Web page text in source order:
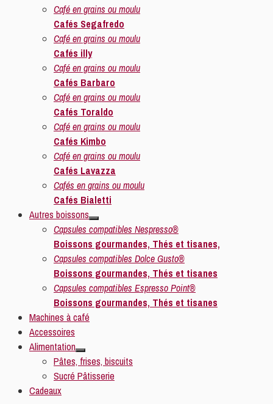
Café en grains ou moulu
Cafés Segafredo
Café en grains ou moulu
Cafés illy
Café en grains ou moulu
Cafés Barbaro
Café en grains ou moulu
Cafés Toraldo
Café en grains ou moulu
Cafés Kimbo
Café en grains ou moulu
Cafés Lavazza
Cafés en grains ou moulu
Cafés Bialetti
Autres boissons
Capsules compatibles Nespresso®
Boissons gourmandes, Thés et tisanes,
Capsules compatibles Dolce Gusto®
Boissons gourmandes, Thés et tisanes
Capsules compatibles Espresso Point®
Boissons gourmandes, Thés et tisanes
Machines à café
Accessoires
Alimentation
Pâtes, frises, biscuits
Sucré Pâtisserie
Cadeaux